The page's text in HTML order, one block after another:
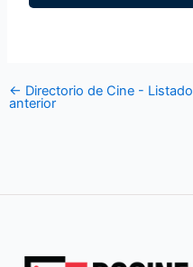
← Directorio de Cine - Listado
anterior